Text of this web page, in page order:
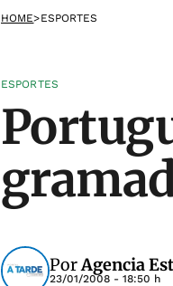
HOME>ESPORTES
ESPORTES
PorAgencia
23/01/2008 - 18:50 h